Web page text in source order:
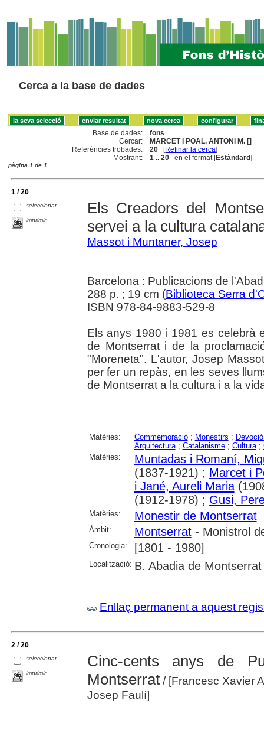
Cerca a la base de dades
Base de dades:
fons
Cercar:
MARCET I POAL, ANTONI M. []
Referències trobades:
20 [Refinar la cerca]
Mostrant:
1 .. 20 en el format [Estàndard]
pàgina 1 de 1
1 / 20
seleccionar
imprimir
Els Creadors del
servei a la cultura
Massot i Muntaner, Josep
Barcelona : Publicacions de
288 p. ; 19 cm (Biblioteca Serra
ISBN 978-84-9883-529-8
Els anys 1980 i 1981 es celebrà
de Montserrat i de la
"Moreneta". L'autor, Josep
per fer un repàs, en les seves
de Montserrat a la cultura i a la
Matèries: Commemoració; Monestirs ;
Arquitectura; Catalanisme; Cultura;
Matèries:
Muntadas i Romaní,
(1837-1921) ; Marcet i
i Jané, Aureli Maria
(1912-1978) ; Gusi,
Matèries: Monestir de Montserrat
Àmbit: Montserrat- Monistrol
Cronologia: [1801 - 1980]
Localització: B. Abadia de Montserrat
Enllaç permanent a aquest
2 / 20
seleccionar
imprimir
Cinc-cents anys de
Montserrat/ [Francesc Xavier
Josep Faulí]